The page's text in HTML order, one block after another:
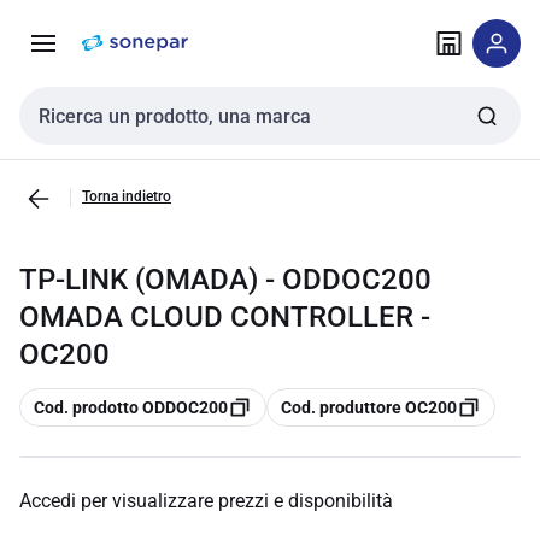
navigazione alla
Cerca input
Torna indietro
TP-LINK (OMADA) - ODDOC200
OMADA CLOUD CONTROLLER -
OC200
copia
Cod. prodotto ODDOC200 copia
Cod. produttore OC200
Accedi per visualizzare prezzi e disponibilità